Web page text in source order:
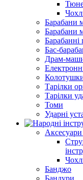
Барабани
Барабани
Бас-
Драм-
Тарілки
Тарілки
Томи
Ударні
Аксесуари
Банджо
Бандури